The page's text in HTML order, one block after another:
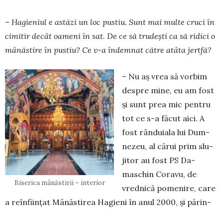
– Hagieniul e astăzi un loc pustiu. Sunt mai multe cruci în
cimitir decât oa­meni în sat. De ce să tru­dești ca să ridici o
mânăstire în pustiu? Ce v-a îndemnat către atâta jertfă?
Biserica mânăstirii – interior
– Nu aș vrea să vorbim
des­pre mine, eu am fost
și sunt prea mic pentru
tot ce s-a făcut aici. A
fost rân­duiala lui Dum­
ne­zeu, al cărui prim slu­
jitor au fost PS Da­
maschin Coravu, de
vrednică pomenire, care
a reînființat Mânăstirea Ha­gieni în anul 2000, și părin­